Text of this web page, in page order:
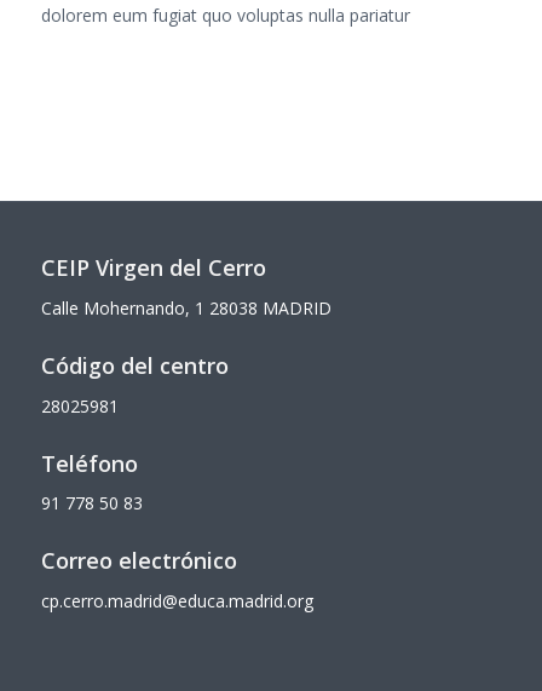
dolorem eum fugiat quo voluptas nulla pariatur
CEIP Virgen del Cerro
Calle Mohernando, 1 28038 MADRID
Código del centro
28025981
Teléfono
91 778 50 83
Correo electrónico
cp.cerro.madrid@educa.madrid.org